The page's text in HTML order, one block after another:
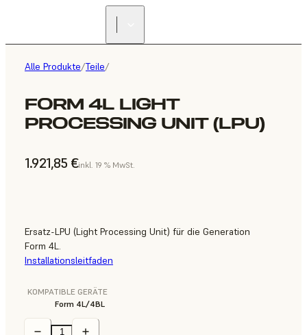
Alle Produkte/Teile/
FORM 4L LIGHT
PROCESSING UNIT (LPU)
1.921,85 €inkl. 19 % MwSt.
Ersatz-LPU (Light Processing Unit) für die Generation
Form 4L.
Installationsleitfaden
KOMPATIBLE GERÄTE
Form 4L/4BL